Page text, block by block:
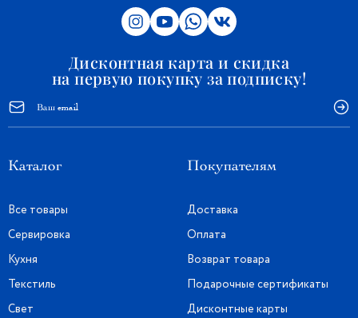
Дисконтная карта и скидка
на первую покупку за подписку!
Каталог
Все товары
Сервировка
Кухня
Текстиль
Свет
Покупателям
Доставка
Оплата
Возврат товара
Подарочные сертификаты
Дисконтные карты